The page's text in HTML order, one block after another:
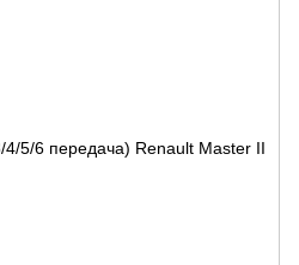
4/5/6 передача) Renault Master II